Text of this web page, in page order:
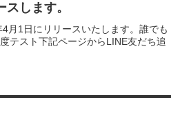
します。
月1日にリリースいたします。誰でも
テスト下記ページからLINE友だち追